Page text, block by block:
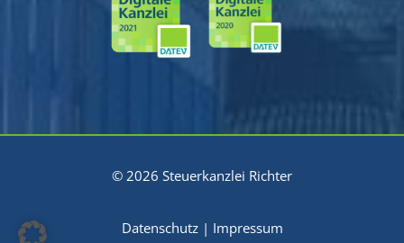
© 2026 Steuerkanzlei Richter
Datenschutz| Impressum